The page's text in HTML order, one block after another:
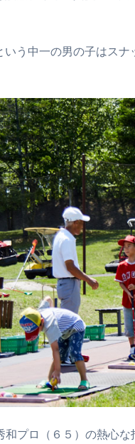
う中一の男の子はス
プロ（６５）の熱心な